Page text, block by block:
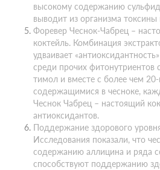
высокому содержанию
выводит из организма
Форевер Чеснок-Чабрец –
коктейль. Комбинация
удваивает
среди прочих фитонутриентов
тимол и вместе с более чем
содержащимися в чесноке,
Чеснок Чабрец – настоящий
антиоксидантов.
Поддержание здорового
Исследования показали, что
содержанию аллицина и ряда
способствуют поддержанию